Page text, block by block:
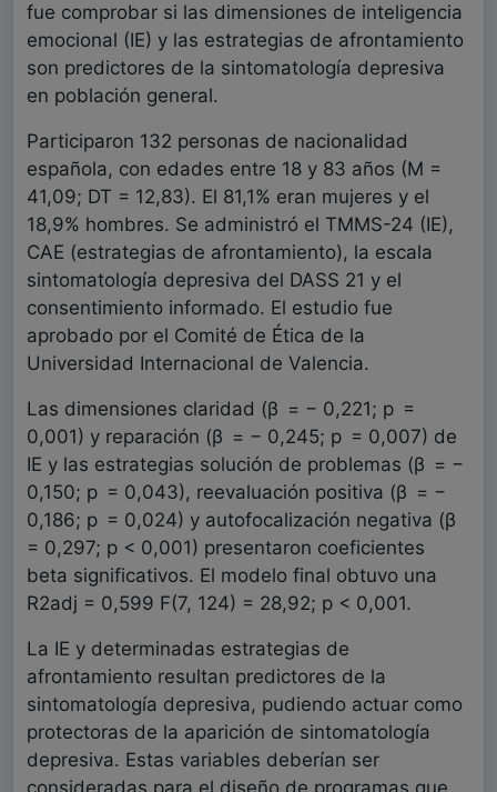
fue comprobar si las dimensiones de inteligencia
emocional (IE) y las estrategias de afrontamiento
son predictores de la sintomatología depresiva
en población general.
Participaron 132 personas de nacionalidad
española, con edades entre 18 y 83 años (M =
41,09; DT = 12,83). El 81,1% eran mujeres y el
18,9% hombres. Se administró el TMMS-24 (IE),
CAE (estrategias de afrontamiento), la escala
sintomatología depresiva del DASS 21 y el
consentimiento informado. El estudio fue
aprobado por el Comité de Ética de la
Universidad Internacional de Valencia.
Las dimensiones claridad (β = − 0,221; p =
0,001) y reparación (β = − 0,245; p = 0,007) de
IE y las estrategias solución de problemas (β = −
0,150; p = 0,043), reevaluación positiva (β = −
0,186; p = 0,024) y autofocalización negativa (β
= 0,297; p < 0,001) presentaron coeficientes
beta significativos. El modelo final obtuvo una
R2adj = 0,599 F(7, 124) = 28,92; p < 0,001.
La IE y determinadas estrategias de
afrontamiento resultan predictores de la
sintomatología depresiva, pudiendo actuar como
protectoras de la aparición de sintomatología
depresiva. Estas variables deberían ser